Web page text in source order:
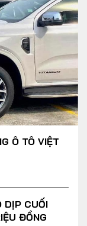
Ô TÔ VIỆT
DỊP CUỐI
ĐỒNG